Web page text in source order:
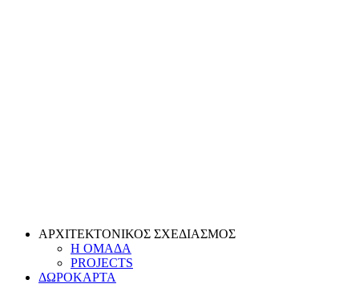
ΑΡΧΙΤΕΚΤΟΝΙΚΟΣ ΣΧΕΔΙΑΣΜΟΣ
Η ΟΜΑΔΑ
PROJECTS
ΔΩΡΟΚΑΡΤΑ